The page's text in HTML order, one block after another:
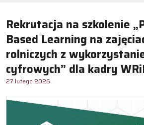
Rekrutacja na szkolenie
Based Learning na
rolniczych z
cyfrowych” dla kadry
27 lutego 2026